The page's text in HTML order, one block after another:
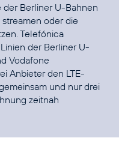
Berliner U-Bahnen
oder die
Telefónica
der Berliner U-
Vodafone
Anbieter den LTE-
und nur drei
zeitnah